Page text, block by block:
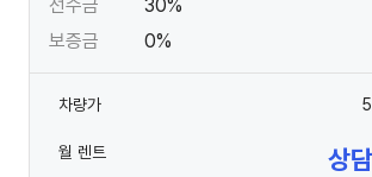
선수금
30%
보증금
0%
차량가
월 렌트 상